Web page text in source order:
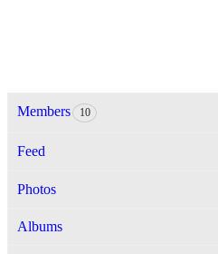
Members 10
Feed
Photos
Albums